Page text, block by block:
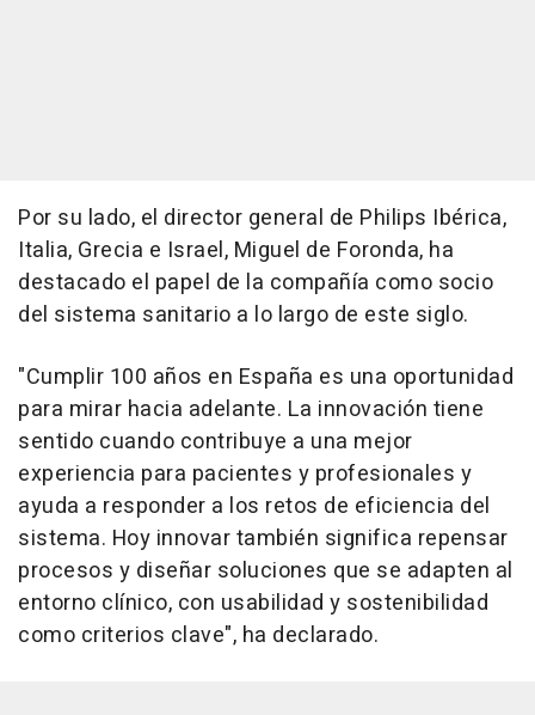
Por su lado, el director general de Philips Ibérica,
Italia, Grecia e Israel, Miguel de Foronda, ha
destacado el papel de la compañía como socio
del sistema sanitario a lo largo de este siglo.
"Cumplir 100 años en España es una oportunidad
para mirar hacia adelante. La innovación tiene
sentido cuando contribuye a una mejor
experiencia para pacientes y profesionales y
ayuda a responder a los retos de eficiencia del
sistema. Hoy innovar también significa repensar
procesos y diseñar soluciones que se adapten al
entorno clínico, con usabilidad y sostenibilidad
como criterios clave", ha declarado.